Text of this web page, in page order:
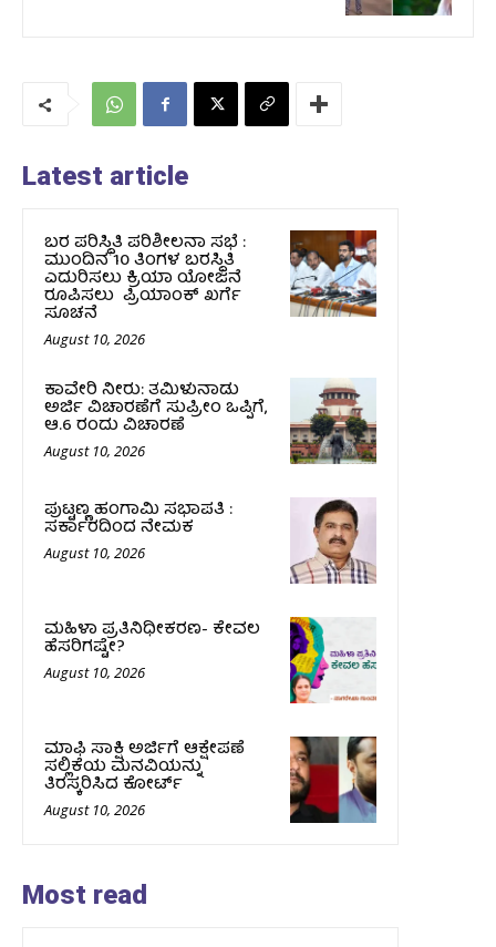
Latest article
ಬರ ಪರಿಸ್ಥಿತಿ ಪರಿಶೀಲನಾ ಸಭೆ :
ಮುಂದಿನ 10 ತಿಂಗಳ ಬರಸ್ಥಿತಿ
ಎದುರಿಸಲು ಕ್ರಿಯಾ ಯೋಜನೆ
ರೂಪಿಸಲು ಪ್ರಿಯಾಂಕ್ ಖರ್ಗೆ
ಸೂಚನೆ
August 10, 2026
ಕಾವೇರಿ ನೀರು: ತಮಿಳುನಾಡು
ಅರ್ಜಿ ವಿಚಾರಣೆಗೆ ಸುಪ್ರೀಂ ಒಪ್ಪಿಗೆ,
ಆ.6 ರಂದು ವಿಚಾರಣೆ
August 10, 2026
ಪುಟ್ಟಣ್ಣ ಹಂಗಾಮಿ ಸಭಾಪತಿ :
ಸರ್ಕಾರದಿಂದ ನೇಮಕ
August 10, 2026
ಮಹಿಳಾ ಪ್ರತಿನಿಧೀಕರಣ- ಕೇವಲ
ಹೆಸರಿಗಷ್ಟೇ?
August 10, 2026
ಮಾಫಿ ಸಾಕ್ಷಿ ಅರ್ಜಿಗೆ ಆಕ್ಷೇಪಣೆ
ಸಲ್ಲಿಕೆಯ ಮನವಿಯನ್ನು
ತಿರಸ್ಕರಿಸಿದ ಕೋರ್ಟ್‌
August 10, 2026
Most read